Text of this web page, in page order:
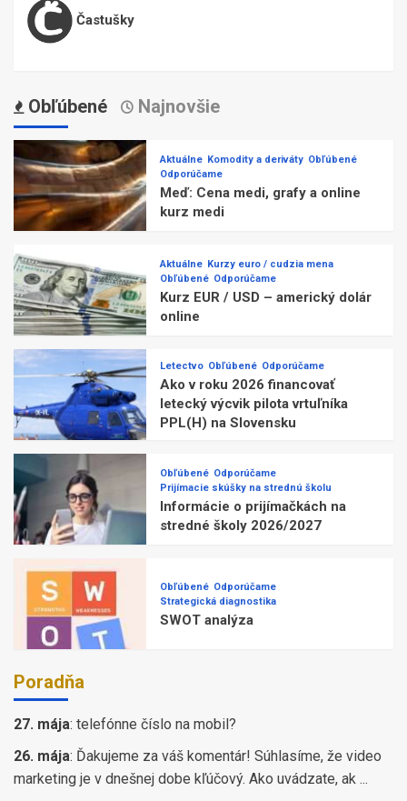
Častušky
Obľúbené Najnovšie
Aktuálne Komodity a deriváty Obľúbené
Odporúčame
Meď: Cena medi, grafy a online
kurz medi
Aktuálne Kurzy euro / cudzia mena
Obľúbené Odporúčame
Kurz EUR / USD – americký dolár
online
Letectvo Obľúbené Odporúčame
Ako v roku 2026 financovať
letecký výcvik pilota vrtuľníka
PPL(H) na Slovensku
Obľúbené Odporúčame
Prijímacie skúšky na strednú školu
Informácie o prijímačkách na
stredné školy 2026/2027
Obľúbené Odporúčame
Strategická diagnostika
SWOT analýza
Poradňa
27. mája: telefónne číslo na mobil?
26. mája: Ďakujeme za váš komentár! Súhlasíme, že video
marketing je v dnešnej dobe kľúčový. Ako uvádzate, ak ...